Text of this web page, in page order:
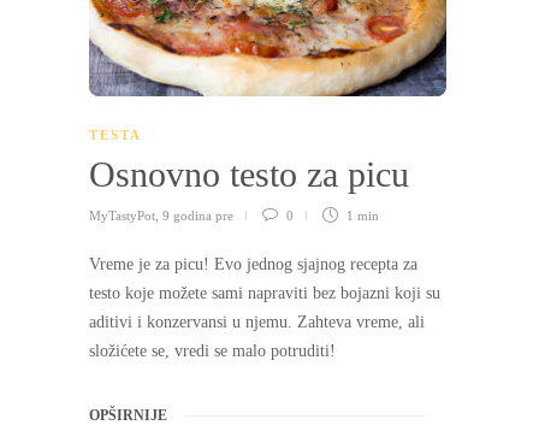
TESTA
Osnovno testo za picu
MyTastyPot 9 godina pre 0 1 min
Vreme je za picu! Evo jednog sjajnog recepta za
testo koje možete sami napraviti bez bojazni koji su
aditivi i konzervansi u njemu. Zahteva vreme, ali
složićete se, vredi se malo potruditi!
OPŠIRNIJE